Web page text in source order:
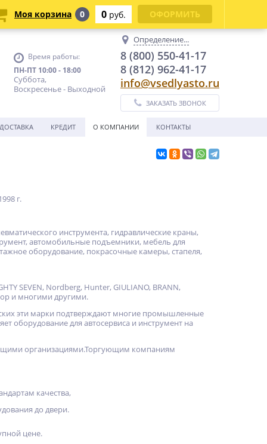
Время работы:
ПН-ПТ 10:00 - 18:00
Суббота,
Воскресенье - Выходной
Определение...
8 (800) 550-41-17
8 (812) 962-41-17
info@vsedlyasto.ru
ЗАКАЗАТЬ ЗВОНОК
ДОСТАВКА КРЕДИТ О КОМПАНИИ КОНТАКТЫ
г.
инструмента, гидравлические краны,
автомобильные подъемники, мебель для
оборудование, покрасочные камеры, стапеля,
SEVEN, Nordberg, Hunter, GIULIANO, BRANN,
и многими другими.
эти марки подтверждают многие промышленные
оборудование для автосервиса и инструмент на
организациями.Торгующим компаниям
качества,
до двери.
цене.
Моя корзина 0 0 руб. ОФОРМИТЬ